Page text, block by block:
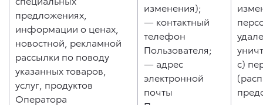
предложениях,
информации о ценах,
новостной, рекламной
рассылки по поводу
указанных товаров,
услуг, продуктов
Оператора
изменения);
— контактный
телефон
Пользователя;
— адрес
электронной
почты
c)